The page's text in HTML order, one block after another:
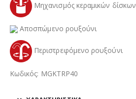
Μηχανισμός κεραμικών δίσκων
Αποσπώμενο ρουξούνι
Περιστρεφόμενο ρουξούνι
Κωδικός: MGKTRP40